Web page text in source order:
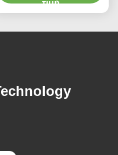
ψευδάργυρου
τιμή